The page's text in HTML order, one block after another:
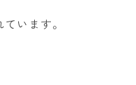
います。